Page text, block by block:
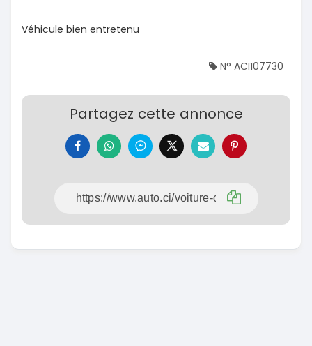
Véhicule bien entretenu
N° ACI107730
Partagez cette annonce